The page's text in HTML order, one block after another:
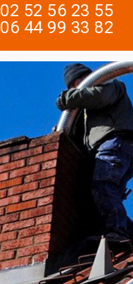
02 52 56 23 55
06 44 99 33 82